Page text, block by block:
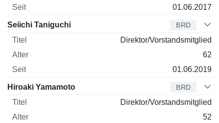
01.06.2017
Seiichi Taniguchi BRD
Direktor/Vorstandsmitglied
62
01.06.2019
Hiroaki Yamamoto BRD
Direktor/Vorstandsmitglied
52